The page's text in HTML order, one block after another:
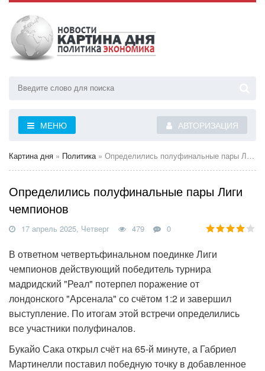
АВТОРИЗАЦИЯ
МЕНЮ
Картина дня » Политика» Определились полуфинальные пары Лиги чемпионов
Определились полуфинальные пары Лиги
чемпионов
17 апрель 2025, Четверг 479 0
В ответном четвертьфинальном поединке Лиги
чемпионов действующий победитель турнира
мадридский "Реал" потерпел поражение от
лондонского "Арсенала" со счётом 1:2 и завершил
выступление. По итогам этой встречи определились
все участники полуфиналов.
Букайо Сака открыл счёт на 65-й минуте, а Габриел
Мартинелли поставил победную точку в добавленное